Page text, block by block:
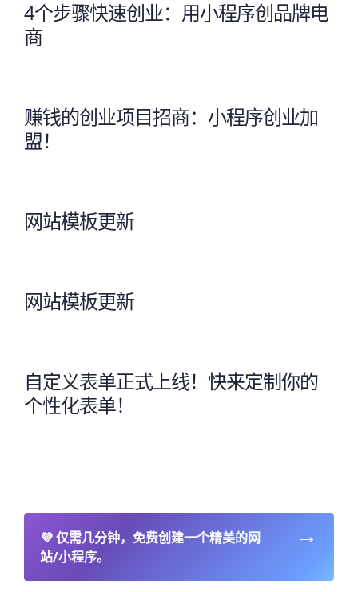
4个步骤快速创业：用小程序创品牌电
商
赚钱的创业项目招商：小程序创业加
盟！
网站模板更新
网站模板更新
自定义表单正式上线！快来定制你的
个性化表单！
💜仅需几分钟，免费创建一个精美的网
站/小程序。
→